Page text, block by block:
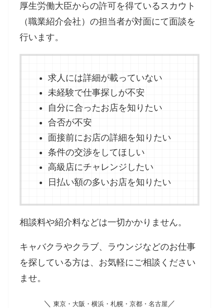
厚生労働大臣からの許可を得ているスカウト
（職業紹介会社）の担当者が対面にて面談を
行います。
求人には詳細が載っていない
未経験で仕事探しが不安
自分に合ったお店を知りたい
合否が不安
面接前にお店の詳細を知りたい
条件の交渉をしてほしい
高級店にチャレンジしたい
日払い額の多いお店を知りたい
相談料や紹介料などは一切かかりません。
キャバクラやクラブ、ラウンジなどのお仕事
を探している方は、お気軽にご相談ください
ませ。
＼ 東京・大阪・横浜・札幌・京都・名古屋 ／